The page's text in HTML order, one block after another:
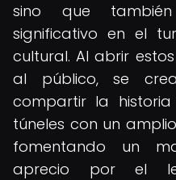
sino que
significativo en el
cultural. Al abrir
al público, se
compartir la
túneles con un
fomentando un
aprecio por el